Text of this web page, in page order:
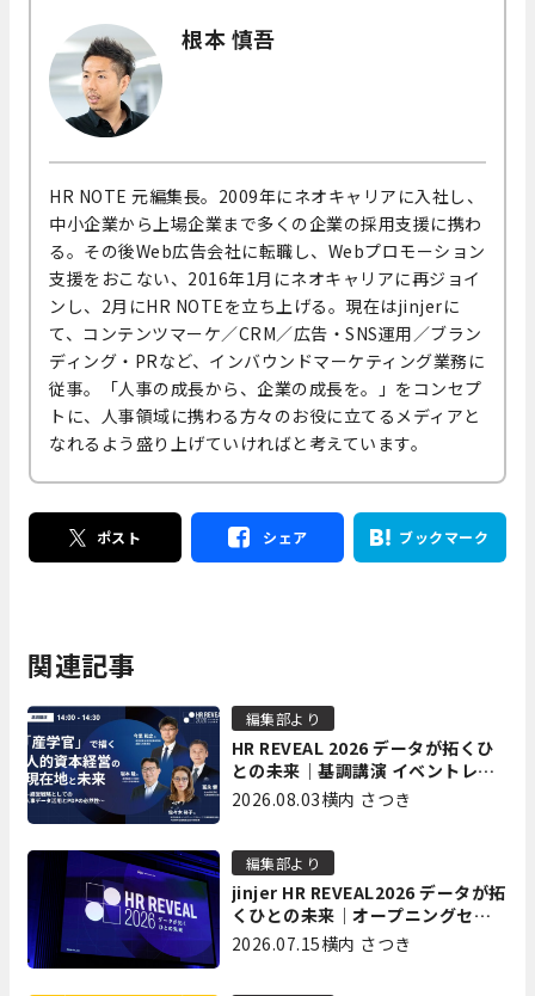
根本 慎吾
HR NOTE 元編集長。2009年にネオキャリアに入社し、
中小企業から上場企業まで多くの企業の採用支援に携わ
る。その後Web広告会社に転職し、Webプロモーション
支援をおこない、2016年1月にネオキャリアに再ジョイ
ンし、2月にHR NOTEを立ち上げる。現在はjinjerに
て、コンテンツマーケ／CRM／広告・SNS運用／ブラン
ディング・PRなど、インバウンドマーケティング業務に
従事。「人事の成長から、企業の成長を。」をコンセプ
トに、人事領域に携わる方々のお役に立てるメディアと
なれるよう盛り上げていければと考えています。
ポスト シェア ブックマーク
関連記事
HR REVEAL 2026 データが拓くひ
との未来｜基調講演 イベントレポ
ート後編
編集部より
2026.08.03横内 さつき
jinjer HR REVEAL2026 データが拓
くひとの未来｜オープニングセッ
ション イベントレポート前編
編集部より
2026.07.15横内 さつき